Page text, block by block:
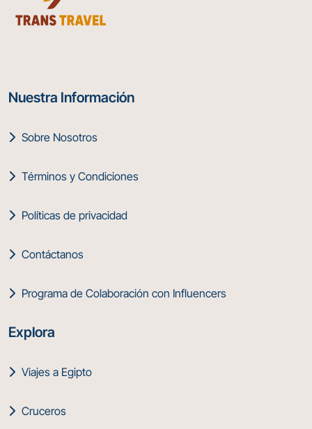
Nuestra Información
Sobre Nosotros
Términos y Condiciones
Políticas de privacidad
Contáctanos
Programa de Colaboración con Influencers
Explora
Viajes a Egipto
Cruceros